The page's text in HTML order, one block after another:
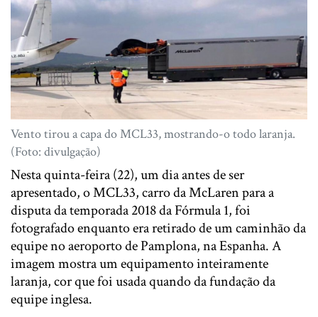
Vento tirou a capa do MCL33, mostrando-o todo laranja.
(Foto: divulgação)
Nesta quinta-feira (22), um dia antes de ser
apresentado, o MCL33, carro da McLaren para a
disputa da temporada 2018 da Fórmula 1, foi
fotografado enquanto era retirado de um caminhão da
equipe no aeroporto de Pamplona, na Espanha. A
imagem mostra um equipamento inteiramente
laranja, cor que foi usada quando da fundação da
equipe inglesa.